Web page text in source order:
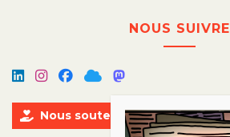
NOUS SUIVRE
Nous soutenir